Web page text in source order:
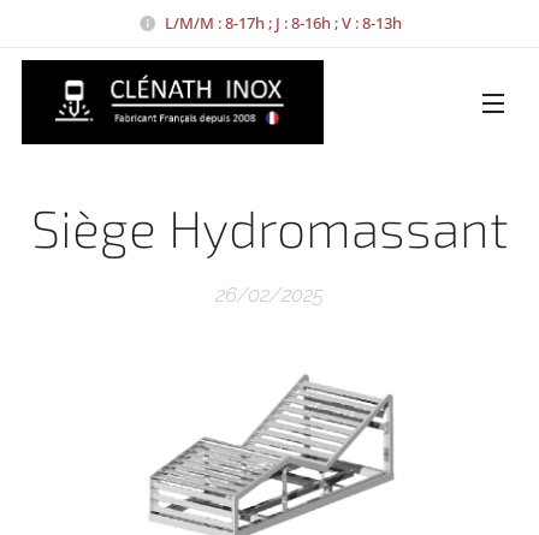
L/M/M : 8-17h ; J : 8-16h ; V : 8-13h
Siège Hydromassant
26/02/2025